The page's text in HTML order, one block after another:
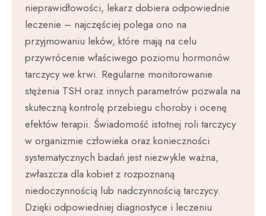
nieprawidłowości, lekarz dobiera odpowiednie
leczenie – najczęściej polega ono na
przyjmowaniu leków, które mają na celu
przywrócenie właściwego poziomu hormonów
tarczycy we krwi. Regularne monitorowanie
stężenia TSH oraz innych parametrów pozwala na
skuteczną kontrolę przebiegu choroby i ocenę
efektów terapii. Świadomość istotnej roli tarczycy
w organizmie człowieka oraz konieczności
systematycznych badań jest niezwykle ważna,
zwłaszcza dla kobiet z rozpoznaną
niedoczynnością lub nadczynnością tarczycy.
Dzięki odpowiedniej diagnostyce i leczeniu